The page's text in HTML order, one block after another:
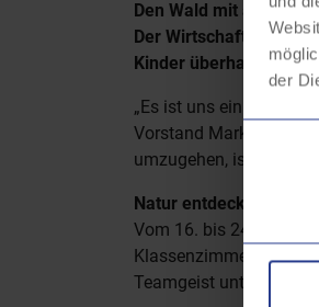
der
Den Wald mit allen
Der Wirtschaftsbetrieb
Kinder überhaupt
„Es ist uns ein
Vorstand Markus
umzugehen, ist unsere
Natur entdecken –
Vom 16. bis 24.
Klassenzimmer. An
Teamgeist unter